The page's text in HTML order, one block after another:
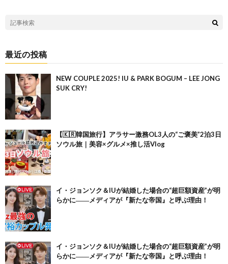
最近の投稿
NEW COUPLE 2025! IU & PARK BOGUM – LEE JONG
SUK CRY!
【🇰🇷韓国旅行】アラサー激務OL3人の“ご褒美”2泊3日
ソウル旅｜美容×グルメ×推し活Vlog
イ・ジョンソク＆IUが結婚した場合の“超巨額資産”が明
らかに――メディアが『新たな帝国』と呼ぶ理由！
イ・ジョンソク＆IUが結婚した場合の“超巨額資産”が明
らかに――メディアが『新たな帝国』と呼ぶ理由！